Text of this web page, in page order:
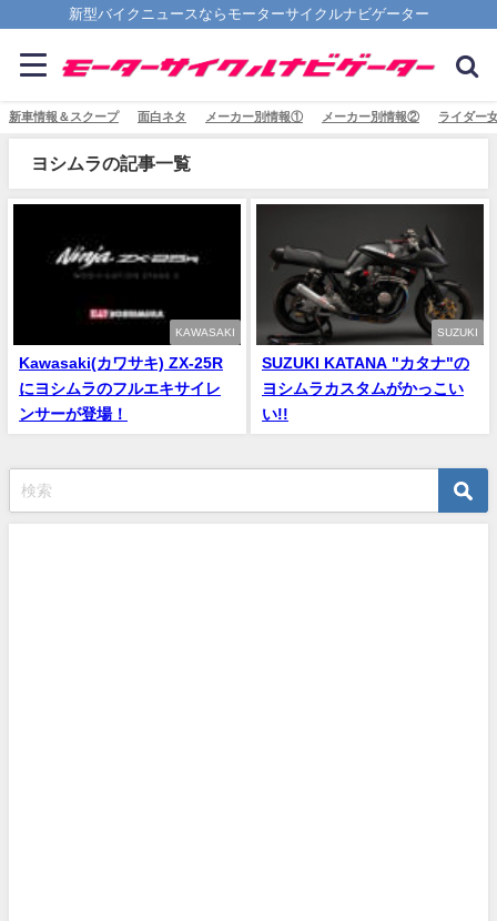
新型バイクニュースならモーターサイクルナビゲーター
新車情報＆スクープ 面白ネタ メーカー別情報① メーカー別情報② ライダー
ヨシムラの記事一覧
KAWASAKI
Kawasaki(カワサキ) ZX-25R
にヨシムラのフルエキサイレ
ンサーが登場！
SUZUKI
SUZUKI KATANA "カタナ"の
ヨシムラカスタムがかっこい
い!!